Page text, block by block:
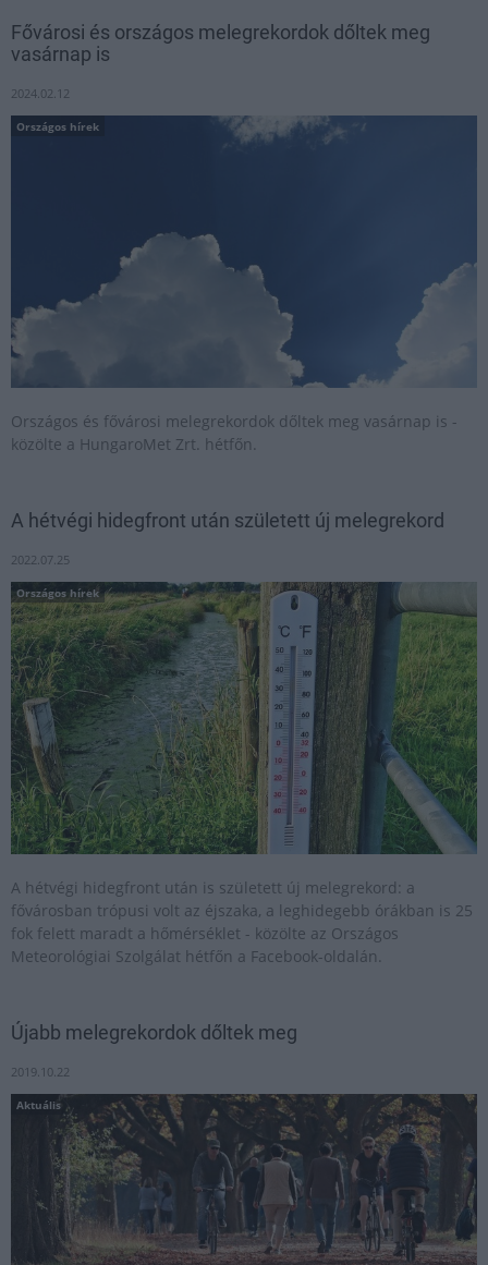
Fővárosi és országos melegrekordok dőltek meg
vasárnap is
2024.02.12
Országos hírek
Országos és fővárosi melegrekordok dőltek meg vasárnap is -
közölte a HungaroMet Zrt. hétfőn.
A hétvégi hidegfront után született új melegrekord
2022.07.25
Országos hírek
A hétvégi hidegfront után is született új melegrekord: a
fővárosban trópusi volt az éjszaka, a leghidegebb órákban is 25
fok felett maradt a hőmérséklet - közölte az Országos
Meteorológiai Szolgálat hétfőn a Facebook-oldalán.
Újabb melegrekordok dőltek meg
2019.10.22
Aktuális